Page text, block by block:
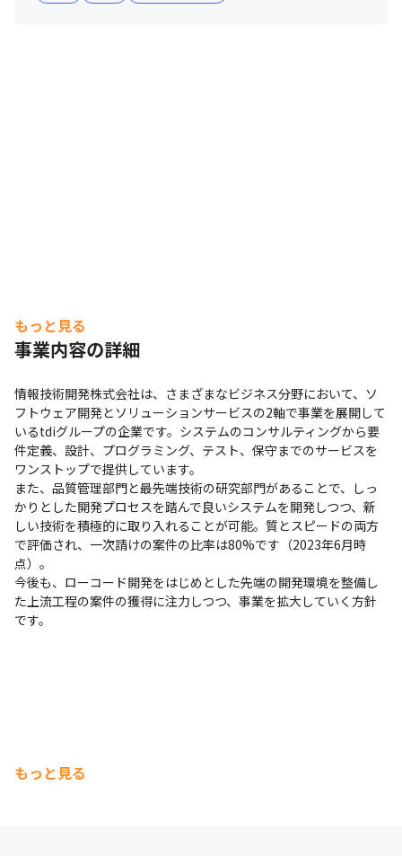
もっと見る
事業内容の詳細
情報技術開発株式会社は、さまざまなビジネス分野において、ソ
フトウェア開発とソリューションサービスの2軸で事業を展開して
いるtdiグループの企業です。システムのコンサルティングから要
件定義、設計、プログラミング、テスト、保守までのサービスを
ワンストップで提供しています。
また、品質管理部門と最先端技術の研究部門があることで、しっ
かりとした開発プロセスを踏んで良いシステムを開発しつつ、新
しい技術を積極的に取り入れることが可能。質とスピードの両方
で評価され、一次請けの案件の比率は80%です（2023年6月時
点）。
今後も、ローコード開発をはじめとした先端の開発環境を整備し
た上流工程の案件の獲得に注力しつつ、事業を拡大していく方針
です。
もっと見る